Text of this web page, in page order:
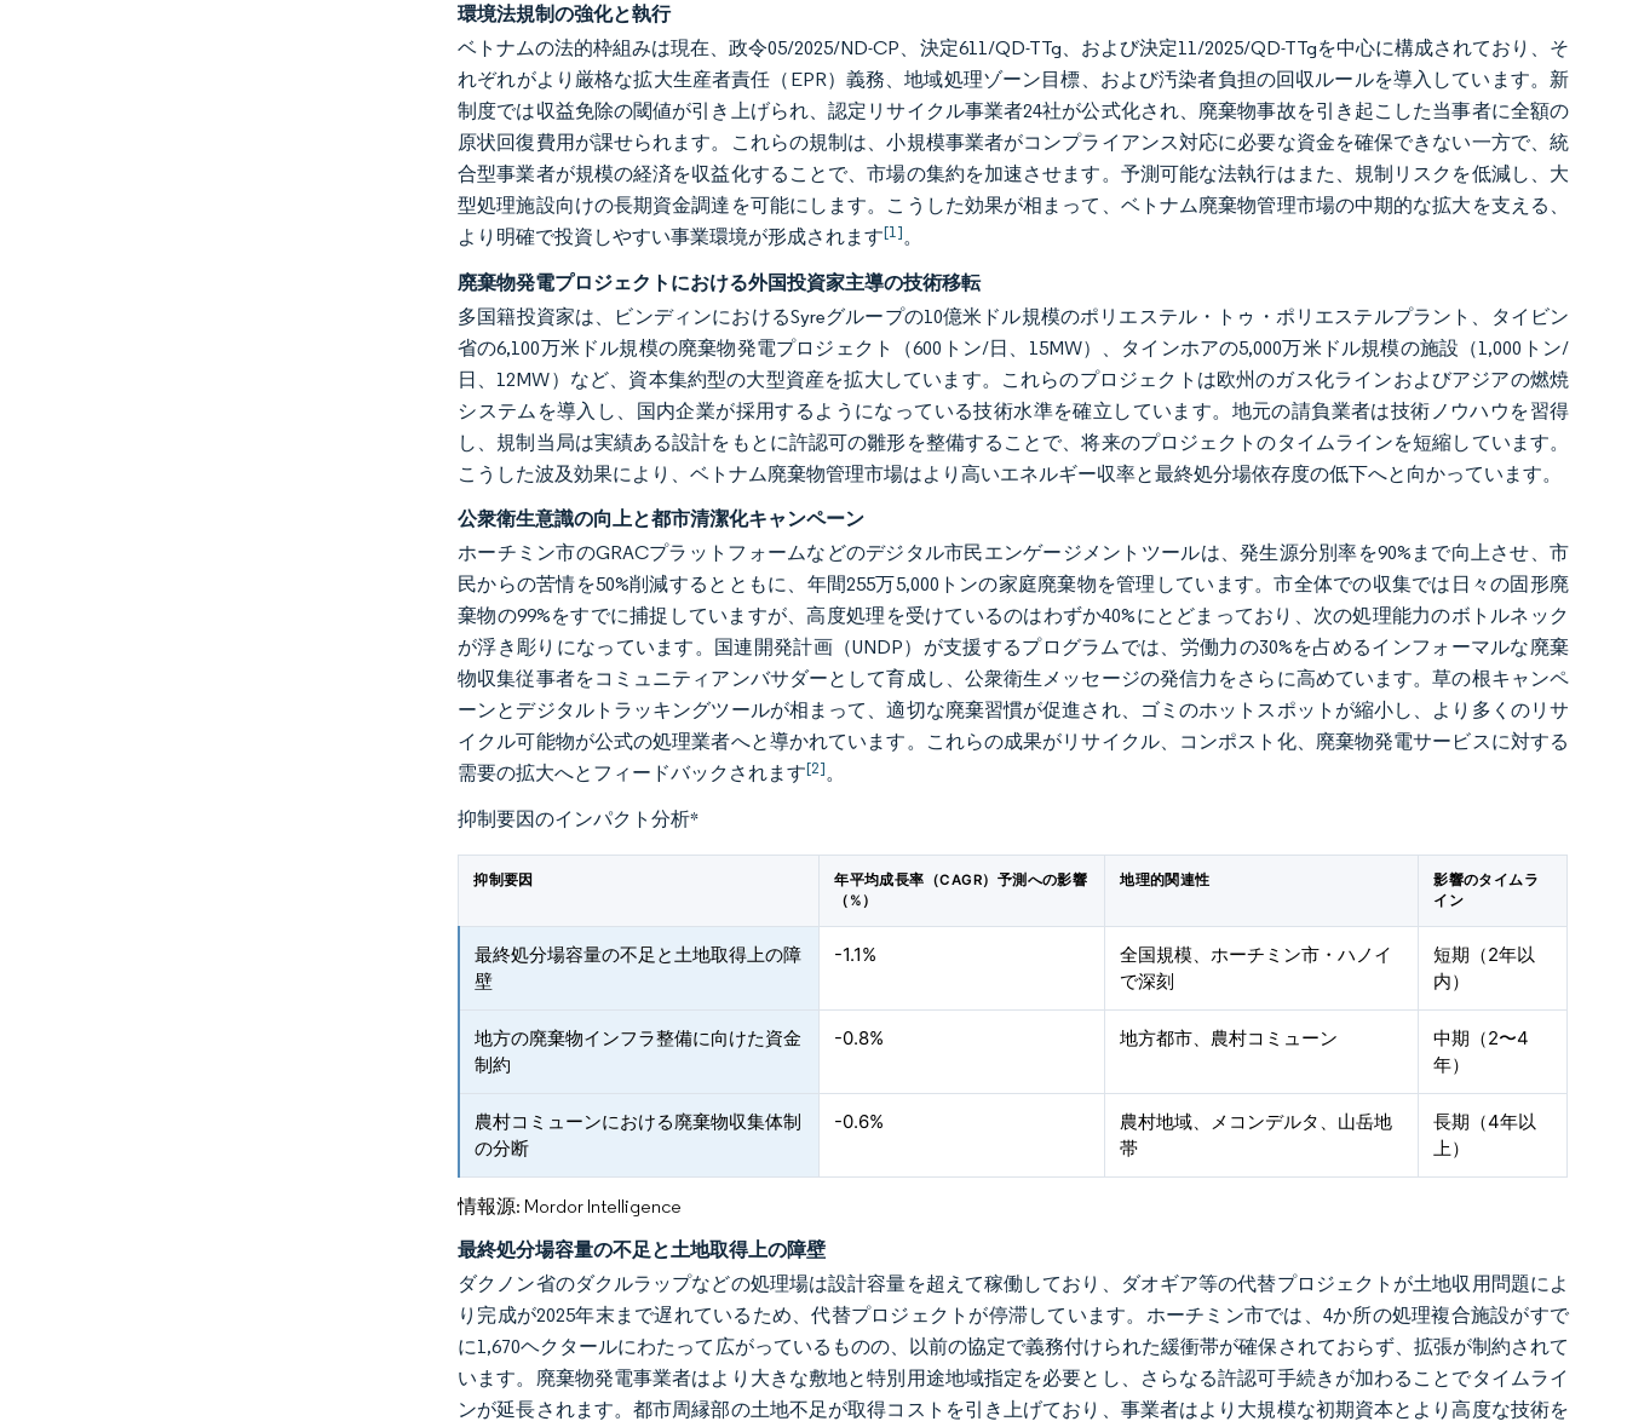
環境法規制の強化と執行
ベトナムの法的枠組みは現在、政令05/2025/ND-CP、決定611/QD-TTg、および決定11/2025/QD-TTgを中心に構成されており、そ
れぞれがより厳格な拡大生産者責任（EPR）義務、地域処理ゾーン目標、および汚染者負担の回収ルールを導入しています。新
制度では収益免除の閾値が引き上げられ、認定リサイクル事業者24社が公式化され、廃棄物事故を引き起こした当事者に全額の
原状回復費用が課せられます。これらの規制は、小規模事業者がコンプライアンス対応に必要な資金を確保できない一方で、統
合型事業者が規模の経済を収益化することで、市場の集約を加速させます。予測可能な法執行はまた、規制リスクを低減し、大
型処理施設向けの長期資金調達を可能にします。こうした効果が相まって、ベトナム廃棄物管理市場の中期的な拡大を支える、
より明確で投資しやすい事業環境が形成されます[1]。
廃棄物発電プロジェクトにおける外国投資家主導の技術移転
多国籍投資家は、ビンディンにおけるSyreグループの10億米ドル規模のポリエステル・トゥ・ポリエステルプラント、タイビン
省の6,100万米ドル規模の廃棄物発電プロジェクト（600トン/日、15MW）、タインホアの5,000万米ドル規模の施設（1,000トン/
日、12MW）など、資本集約型の大型資産を拡大しています。これらのプロジェクトは欧州のガス化ラインおよびアジアの燃焼
システムを導入し、国内企業が採用するようになっている技術水準を確立しています。地元の請負業者は技術ノウハウを習得
し、規制当局は実績ある設計をもとに許認可の雛形を整備することで、将来のプロジェクトのタイムラインを短縮しています。
こうした波及効果により、ベトナム廃棄物管理市場はより高いエネルギー収率と最終処分場依存度の低下へと向かっています。
公衆衛生意識の向上と都市清潔化キャンペーン
ホーチミン市のGRACプラットフォームなどのデジタル市民エンゲージメントツールは、発生源分別率を90%まで向上させ、市
民からの苦情を50%削減するとともに、年間255万5,000トンの家庭廃棄物を管理しています。市全体での収集では日々の固形廃
棄物の99%をすでに捕捉していますが、高度処理を受けているのはわずか40%にとどまっており、次の処理能力のボトルネック
が浮き彫りになっています。国連開発計画（UNDP）が支援するプログラムでは、労働力の30%を占めるインフォーマルな廃棄
物収集従事者をコミュニティアンバサダーとして育成し、公衆衛生メッセージの発信力をさらに高めています。草の根キャンペ
ーンとデジタルトラッキングツールが相まって、適切な廃棄習慣が促進され、ゴミのホットスポットが縮小し、より多くのリサ
イクル可能物が公式の処理業者へと導かれています。これらの成果がリサイクル、コンポスト化、廃棄物発電サービスに対する
需要の拡大へとフィードバックされます[2]。
抑制要因のインパクト分析*
抑制要因
年平均成長率（CAGR）予測への影響
（%）
地理的関連性
影響のタイムラ
イン
最終処分場容量の不足と土地取得上の障
壁
-1.1%
全国規模、ホーチミン市・ハノイ
で深刻
短期（2年以
内）
地方の廃棄物インフラ整備に向けた資金
制約
-0.8% 地方都市、農村コミューン
中期（2〜4
年）
農村コミューンにおける廃棄物収集体制
の分断
-0.6%
農村地域、メコンデルタ、山岳地
帯
長期（4年以
上）
情報源: Mordor Intelligence
最終処分場容量の不足と土地取得上の障壁
ダクノン省のダクルラップなどの処理場は設計容量を超えて稼働しており、ダオギア等の代替プロジェクトが土地収用問題によ
り完成が2025年末まで遅れているため、代替プロジェクトが停滞しています。ホーチミン市では、4か所の処理複合施設がすで
に1,670ヘクタールにわたって広がっているものの、以前の協定で義務付けられた緩衝帯が確保されておらず、拡張が制約されて
います。廃棄物発電事業者はより大きな敷地と特別用途地域指定を必要とし、さらなる許認可手続きが加わることでタイムライ
ンが延長されます。都市周縁部の土地不足が取得コストを引き上げており、事業者はより大規模な初期資本とより高度な技術を